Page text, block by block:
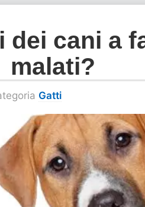
cani a
malati?
Gatti